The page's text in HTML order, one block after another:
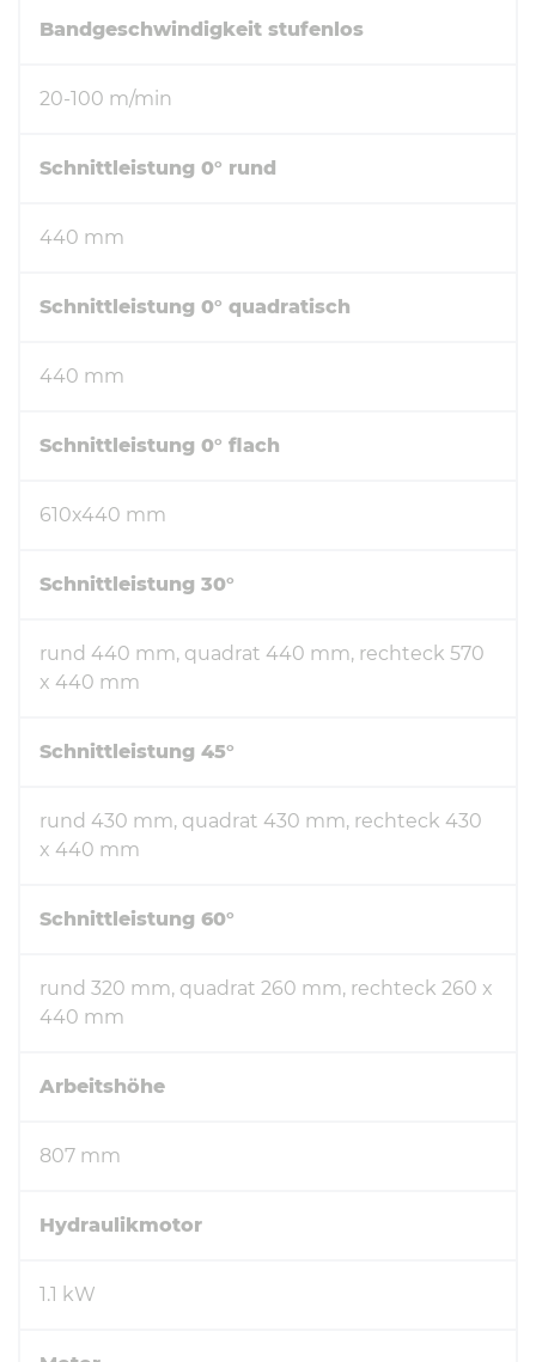
Bandgeschwindigkeit stufenlos
20-100 m/min
Schnittleistung 0° rund
440 mm
Schnittleistung 0° quadratisch
440 mm
Schnittleistung 0° flach
610x440 mm
Schnittleistung 30°
rund 440 mm, quadrat 440 mm, rechteck 570
x 440 mm
Schnittleistung 45°
rund 430 mm, quadrat 430 mm, rechteck 430
x 440 mm
Schnittleistung 60°
rund 320 mm, quadrat 260 mm, rechteck 260 x
440 mm
Arbeitshöhe
807 mm
Hydraulikmotor
1.1 kW